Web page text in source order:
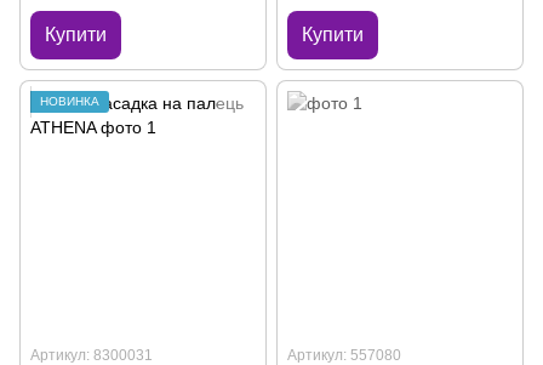
Купити Купити
НОВИНКА
Артикул: 8300031 Артикул: 557080